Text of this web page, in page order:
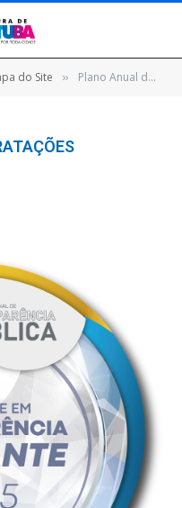
do Site » Plano Anual de Contratações